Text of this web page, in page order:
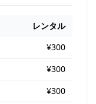
レンタル
¥300
¥300
¥300